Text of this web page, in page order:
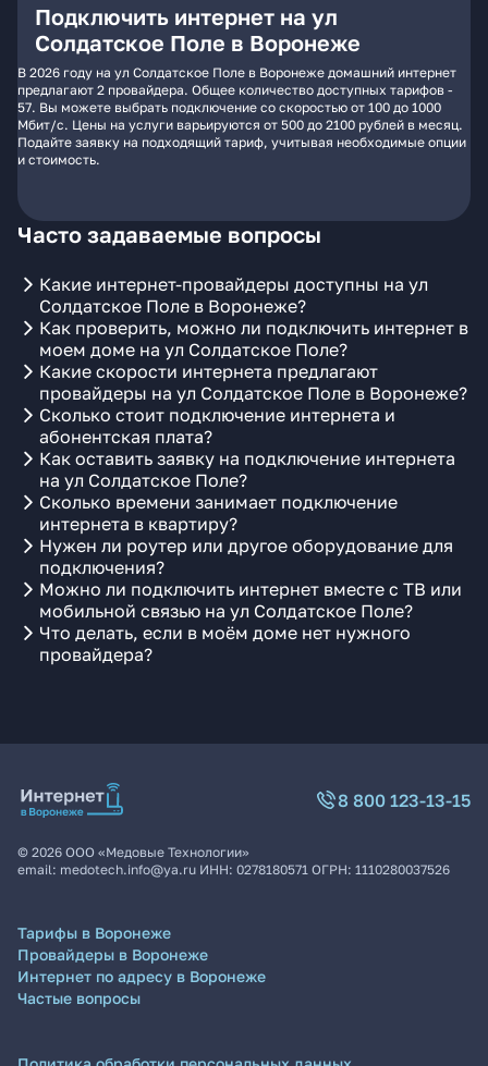
Подключить интернет на ул
Солдатское Поле в Воронеже
В 2026 году на ул Солдатское Поле в Воронеже домашний интернет
предлагают 2 провайдера. Общее количество доступных тарифов -
57. Вы можете выбрать подключение со скоростью от 100 до 1000
Мбит/с. Цены на услуги варьируются от 500 до 2100 рублей в месяц.
Подайте заявку на подходящий тариф, учитывая необходимые опции
и стоимость.
Часто задаваемые вопросы
Какие интернет-провайдеры доступны на ул
Солдатское Поле в Воронеже?
Как проверить, можно ли подключить интернет в
моем доме на ул Солдатское Поле?
Какие скорости интернета предлагают
провайдеры на ул Солдатское Поле в Воронеже?
Сколько стоит подключение интернета и
абонентская плата?
Как оставить заявку на подключение интернета
на ул Солдатское Поле?
Сколько времени занимает подключение
интернета в квартиру?
Нужен ли роутер или другое оборудование для
подключения?
Можно ли подключить интернет вместе с ТВ или
мобильной связью на ул Солдатское Поле?
Что делать, если в моём доме нет нужного
провайдера?
8 800 123-13-15
© 2026 ООО «Медовые Технологии»
email: medotech.info@ya.ru ИНН: 0278180571 ОГРН: 1110280037526
Тарифы в Воронеже
Провайдеры в Воронеже
Интернет по адресу в Воронеже
Частые вопросы